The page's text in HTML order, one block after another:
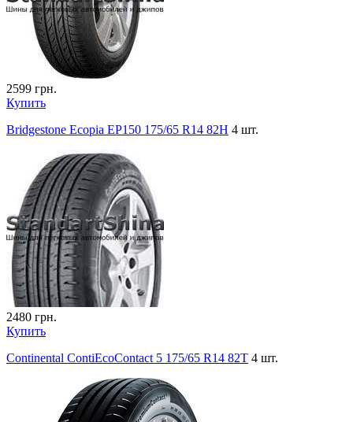
2599 грн.
Купить
Bridgestone Ecopia EP150 175/65 R14 82H 4 шт.
2480 грн.
Купить
Continental ContiEcoContact 5 175/65 R14 82T 4 шт.